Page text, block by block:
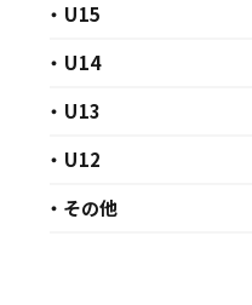
・ U15
・ U14
・ U13
・ U12
・ その他